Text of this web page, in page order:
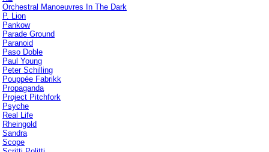
Orchestral Manoeuvres In The Dark
P. Lion
Pankow
Parade Ground
Paranoid
Paso Doble
Paul Young
Peter Schilling
Pouppée Fabrikk
Propaganda
Project Pitchfork
Psyche
Real Life
Rheingold
Sandra
Scope